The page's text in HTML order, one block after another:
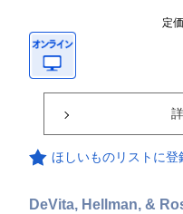
定
ほしいものリストに登
DeVita, Hellman, &